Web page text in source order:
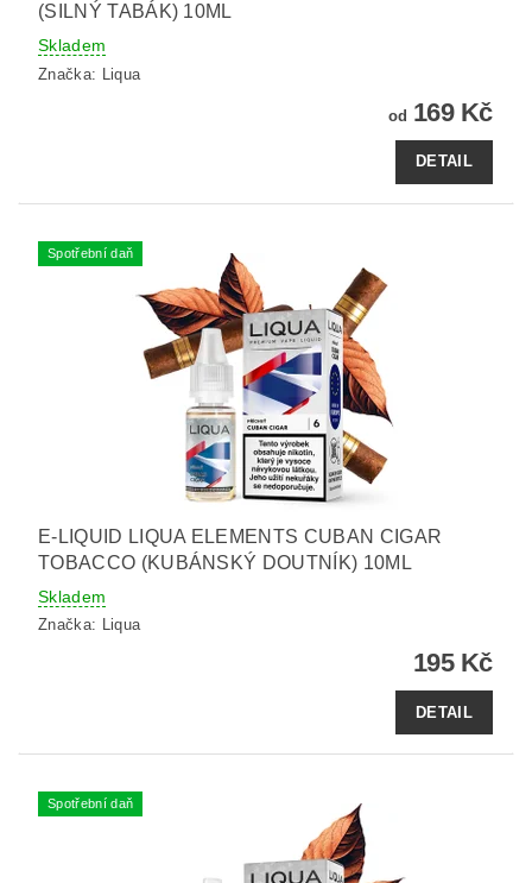
(SILNÝ TABÁK) 10ML
Skladem
Značka: Liqua
od 169 Kč
DETAIL
Spotřební daň
E-LIQUID LIQUA ELEMENTS CUBAN CIGAR
TOBACCO (KUBÁNSKÝ DOUTNÍK) 10ML
Skladem
Značka: Liqua
195 Kč
DETAIL
Spotřební daň